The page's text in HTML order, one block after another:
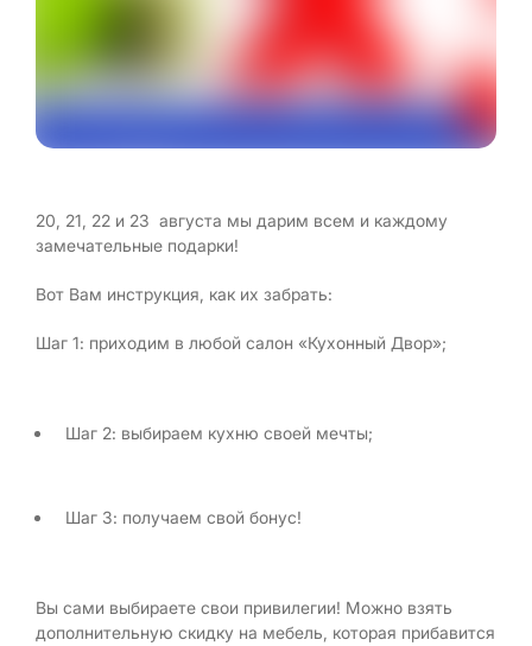
20, 21, 22 и 23 августа мы дарим всем и каждому
замечательные подарки!
Вот Вам инструкция, как их забрать:
Шаг 1: приходим в любой салон «Кухонный Двор»;
Шаг 2: выбираем кухню своей мечты;
Шаг 3: получаем свой бонус!
Вы сами выбираете свои привилегии! Можно взять
дополнительную скидку на мебель, которая прибавится